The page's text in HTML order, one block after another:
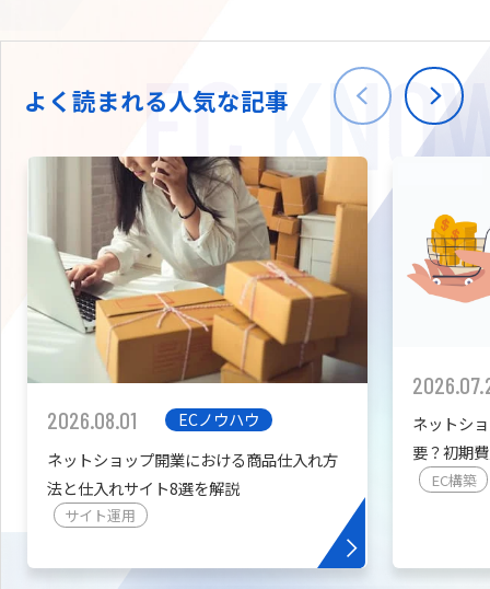
海外進出・現地
W2
拡張プラグイン一覧
カスタマイズ開発
会社情報
TW
よく読まれる人気な記事
2026.08.01
ECノウハウ
ネットショップ開業における商品仕入れ方
法と仕入れサイト8選を解説
サイト運用
ネットシ
要？初期
を紹介
EC構築